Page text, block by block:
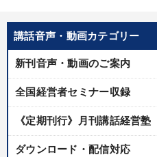
講話音声・動画カテゴリー
新刊音声・動画のご案内
全国経営者セミナー収録
《定期刊行》月刊講話経営塾
ダウンロード・配信対応